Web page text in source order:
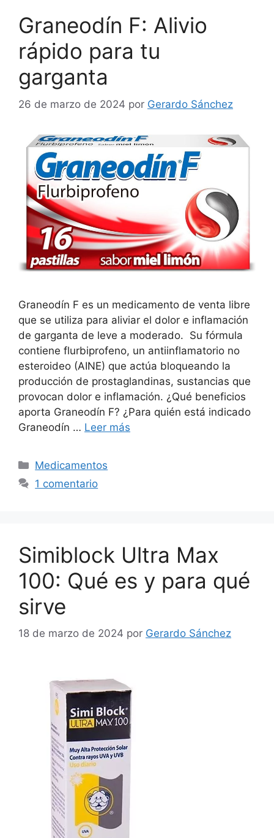
Graneodín F: Alivio
rápido para tu
garganta
26 de marzo de 2024 por Gerardo Sánchez
Graneodín F es un medicamento de venta libre
que se utiliza para aliviar el dolor e inflamación
de garganta de leve a moderado. Su fórmula
contiene flurbiprofeno, un antiinflamatorio no
esteroideo (AINE) que actúa bloqueando la
producción de prostaglandinas, sustancias que
provocan dolor e inflamación. ¿Qué beneficios
aporta Graneodín F? ¿Para quién está indicado
Graneodín … Leer más
Categorías
Medicamentos
1 comentario
Simiblock Ultra Max
100: Qué es y para qué
sirve
18 de marzo de 2024 por Gerardo Sánchez